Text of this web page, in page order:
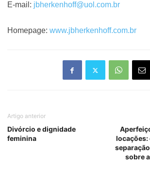
E-mail: jbherkenhoff@uol.com.br
Homepage: www.jbherkenhoff.com.br
Artigo anterior
Divórcio e dignidade
feminina
locações:
sobre